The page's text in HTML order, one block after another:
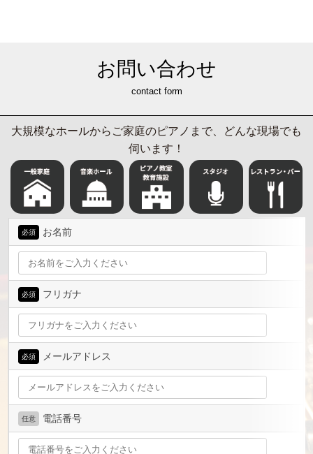
お問い合わせ
contact form
大規模なホールからご家庭のピアノまで、どんな現場でも
伺います！
必須 お名前
必須 フリガナ
必須 メールアドレス
任意 電話番号